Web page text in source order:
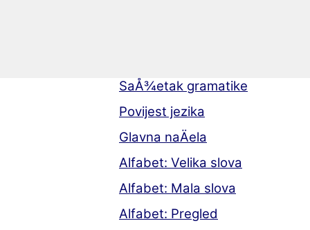
SaÅ¾etak gramatike
Povijest jezika
Glavna naÄela
Alfabet: Velika slova
Alfabet: Mala slova
Alfabet: Pregled